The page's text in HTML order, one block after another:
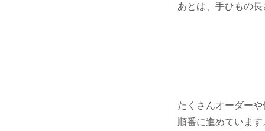
あとは、手ひもの
たくさんオーダー
順番に進めています